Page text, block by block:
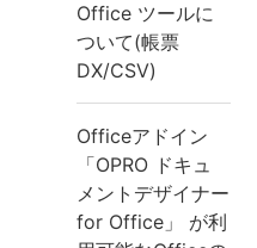
Office ツールに
ついて(帳票
DX/CSV)
Officeアドイン
「OPRO ドキュ
メントデザイナー
for Office」 が利